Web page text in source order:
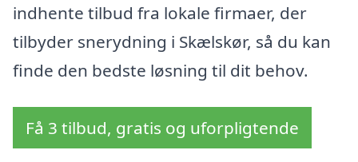
indhente tilbud fra lokale firmaer, der
tilbyder snerydning i Skælskør, så du kan
finde den bedste løsning til dit behov.
Få 3 tilbud, gratis og uforpligtende